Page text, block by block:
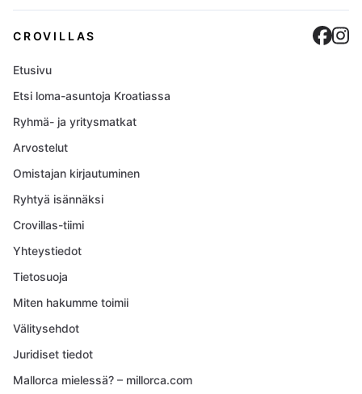
CROVILLAS
Etusivu
Etsi loma-asuntoja Kroatiassa
Ryhmä- ja yritysmatkat
Arvostelut
Omistajan kirjautuminen
Ryhtyä isännäksi
Crovillas-tiimi
Yhteystiedot
Tietosuoja
Miten hakumme toimii
Välitysehdot
Juridiset tiedot
Mallorca mielessä? – millorca.com